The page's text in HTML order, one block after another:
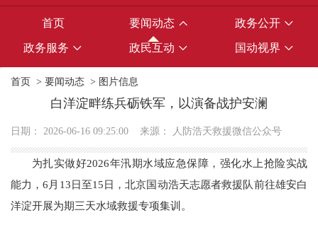
首页 要闻动态 政务公开
政务服务 政民互动 国动视界
首页 > 要闻动态 > 图片信息
白洋淀畔练兵砺铁军，以演备战护安澜
日期： 2026-06-16 09:25:00 来源： 人防浩天救援微信公众号
为扎实做好2026年汛期水域应急保障，强化水上抢险实战
能力，6月13日至15日，北京国动浩天志愿者救援队前往雄安白
洋淀开展为期三天水域救援专项集训。